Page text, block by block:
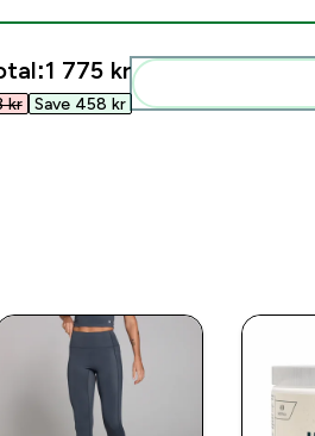
1 775 kr‎
kr‎ Save 458 kr‎